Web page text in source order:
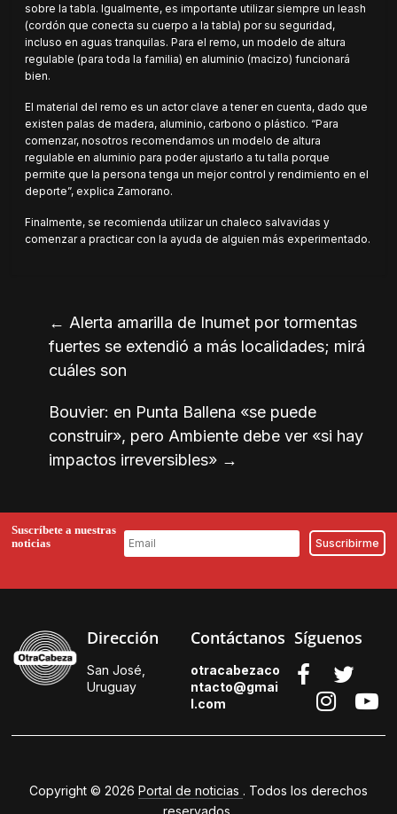
sobre la tabla. Igualmente, es importante utilizar siempre un leash
(cordón que conecta su cuerpo a la tabla) por su seguridad,
incluso en aguas tranquilas. Para el remo, un modelo de altura
regulable (para toda la familia) en aluminio (macizo) funcionará
bien.
El material del remo es un actor clave a tener en cuenta, dado que
existen palas de madera, aluminio, carbono o plástico. “Para
comenzar, nosotros recomendamos un modelo de altura
regulable en aluminio para poder ajustarlo a tu talla porque
permite que la persona tenga un mejor control y rendimiento en el
deporte”, explica Zamorano.
Finalmente, se recomienda utilizar un chaleco salvavidas y
comenzar a practicar con la ayuda de alguien más experimentado.
← Alerta amarilla de Inumet por tormentas
fuertes se extendió a más localidades; mirá
cuáles son
Bouvier: en Punta Ballena «se puede
construir», pero Ambiente debe ver «si hay
impactos irreversibles» →
Suscríbete a nuestras
noticias
Dirección
San José,
Uruguay
Contáctanos
otracabezaco
ntacto@gmai
l.com
Síguenos
Copyright © 2026 Portal de noticias . Todos los derechos